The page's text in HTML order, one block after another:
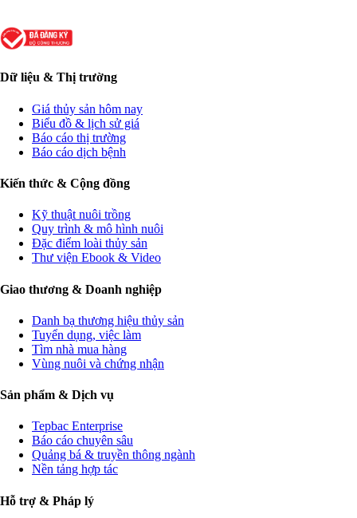
Dữ liệu & Thị trường
Giá thủy sản hôm nay
Biểu đồ & lịch sử giá
Báo cáo thị trường
Báo cáo dịch bệnh
Kiến thức & Cộng đồng
Kỹ thuật nuôi trồng
Quy trình & mô hình nuôi
Đặc điểm loài thủy sản
Thư viện Ebook & Video
Giao thương & Doanh nghiệp
Danh bạ thương hiệu thủy sản
Tuyển dụng, việc làm
Tìm nhà mua hàng
Vùng nuôi và chứng nhận
Sản phẩm & Dịch vụ
Tepbac Enterprise
Báo cáo chuyên sâu
Quảng bá & truyền thông ngành
Nền tảng hợp tác
Hỗ trợ & Pháp lý